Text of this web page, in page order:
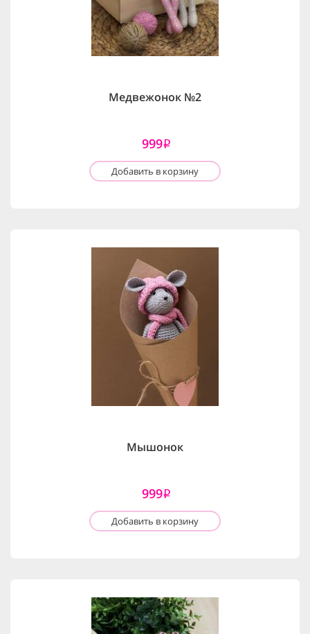
Медвежонок №2
999i
Добавить в корзину
Мышонок
999i
Добавить в корзину